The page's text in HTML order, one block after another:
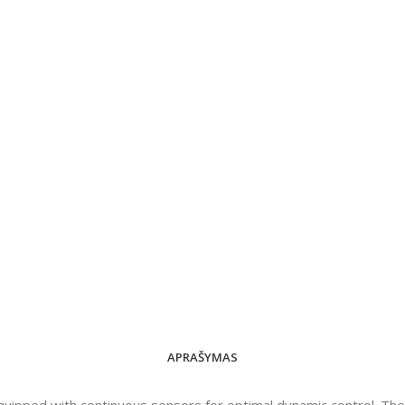
APRAŠYMAS